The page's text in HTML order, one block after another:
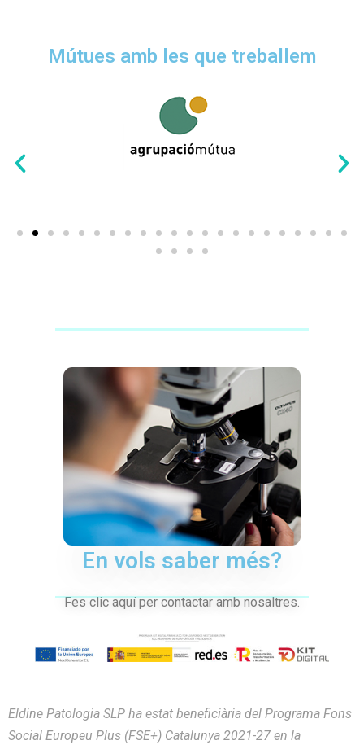
Mútues amb les que treballem
En vols saber més?
Fes clic aquí per contactar amb nosaltres.
Eldine Patologia SLP ha estat beneficiària del Programa Fons
Social Europeu Plus (FSE+) Catalunya 2021-27 en la